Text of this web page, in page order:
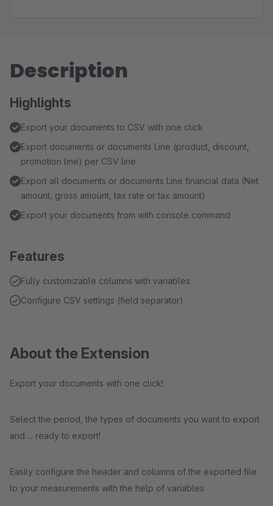
Description
Highlights
Export your documents to CSV with one click
Export documents or documents Line (product, discount,
promotion line) per CSV line
Export all documents or documents Line financial data (Net
amount, gross amount, tax rate or tax amount)
Export your documents from with console command
Features
Fully customizable columns with variables
Configure CSV settings (field separator)
About the Extension
Export your documents with one click!
Select the period, the types of documents you want to export
and ... ready to export!
Easily configure the header and columns of the exported file
to your measurements with the help of variables.